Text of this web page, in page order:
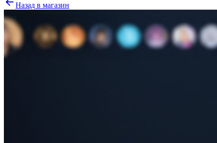
Назад в магазин